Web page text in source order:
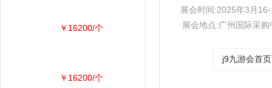
展会时间:2025年3月
展会地点:广州国际采购
j9九游会首页
￥16200/个
￥16200/个